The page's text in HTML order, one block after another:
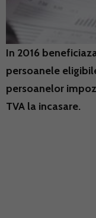
In 2016
persoanele
persoanelor
TVA la incasare.